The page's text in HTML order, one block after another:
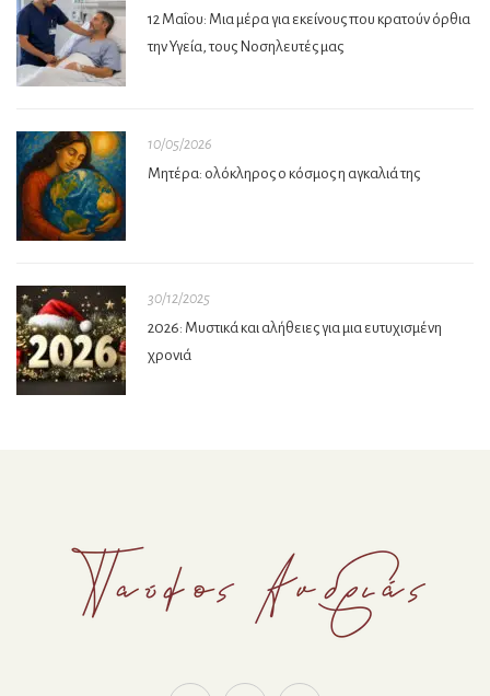
12 Μαΐου: Μια μέρα για εκείνους που κρατούν όρθια
την Υγεία, τους Νοσηλευτές μας
10/05/2026
Μητέρα: ολόκληρος ο κόσμος η αγκαλιά της
30/12/2025
2026: Μυστικά και αλήθειες για μια ευτυχισμένη
χρονιά